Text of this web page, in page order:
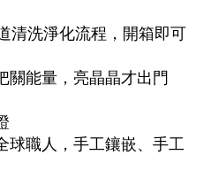
清洗淨化流程，開箱即可
關能量，亮晶晶才出門
球職人，手工鑲嵌、手工